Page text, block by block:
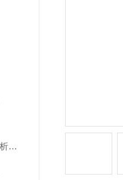
深水位地下水采样与分析系统